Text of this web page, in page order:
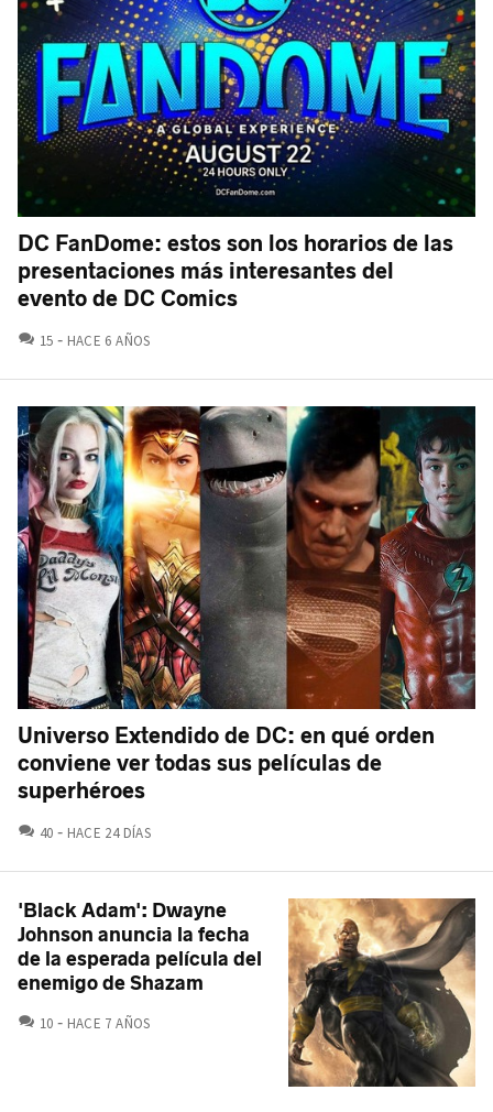
DC FanDome: estos son los horarios de las
presentaciones más interesantes del
evento de DC Comics
15 COMENTARIOS
HACE 6 AÑOS
Universo Extendido de DC: en qué orden
conviene ver todas sus películas de
superhéroes
40 COMENTARIOS
HACE 24 DÍAS
'Black Adam': Dwayne
Johnson anuncia la fecha
de la esperada película del
enemigo de Shazam
10 COMENTARIOS
HACE 7 AÑOS